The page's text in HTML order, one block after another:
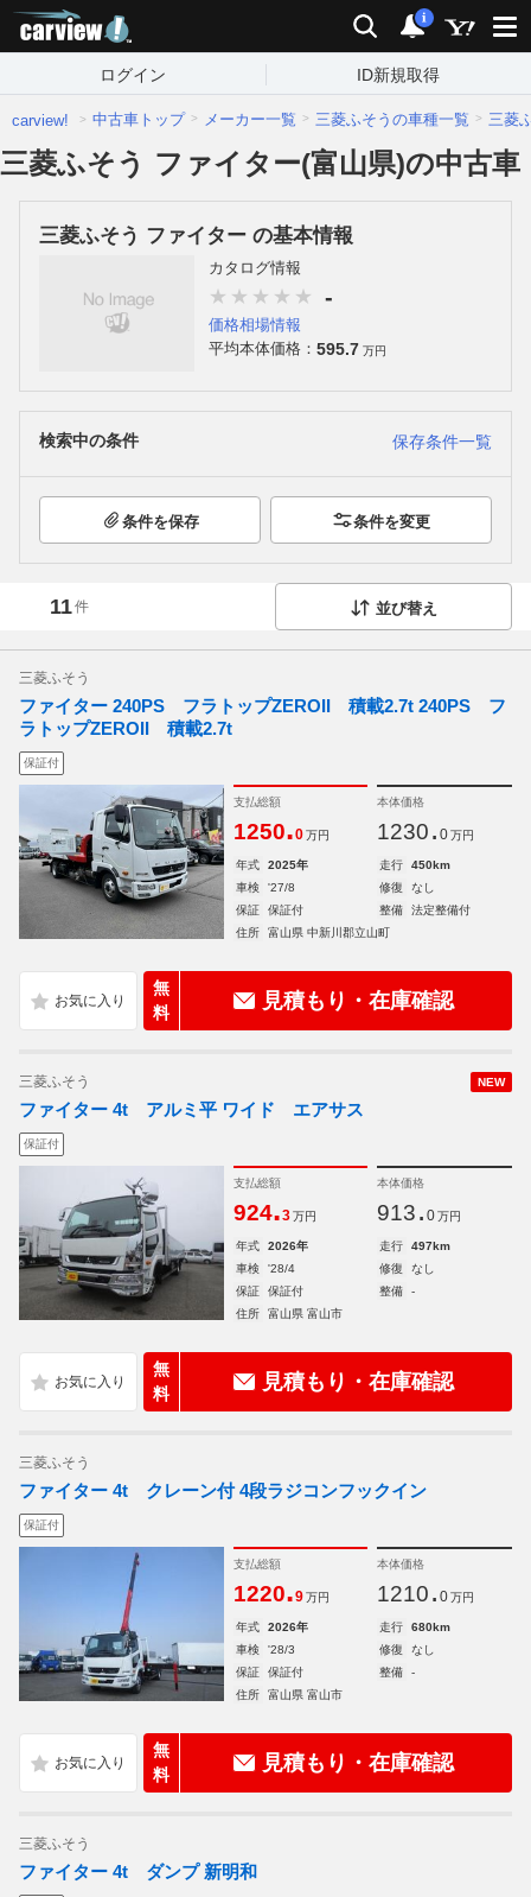
検索 通知
i
ログイン ID新規取得
carview! 中古車トップ メーカー一覧 三菱ふそうの車種一覧 三菱
三菱ふそう ファイター(富山県)の中古車
三菱ふそう ファイター の基本情報
カタログ情報
-
価格相場情報
平均本体価格： 595.7 万円
検索中の条件 保存条件一覧
条件を保存 条件を変更
11件 並び替え
三菱ふそう
ファイター 240PS フラトップZEROII 積載2.7t 240PS フ
ラトップZEROII 積載2.7t
保証付
支払総額
1250.0 万円
本体価格
1230. 0 万円
年式 2025年 走行
450km
車検
'27/8 修復
なし
保証
保証付 整備
法定整備付
住所
富山県 中新川郡立山町
無
料
見積もり・在庫確認
NEW
三菱ふそう
ファイター 4t アルミ平 ワイド エアサス
保証付
支払総額
924.3 万円
本体価格
913. 0 万円
年式 2026年 走行
497km
車検
'28/4 修復
なし
保証
保証付 整備
-
住所
富山県 富山市
無
料
見積もり・在庫確認
三菱ふそう
ファイター 4t クレーン付 4段ラジコンフックイン
保証付
支払総額
1220.9 万円
本体価格
1210. 0 万円
年式 2026年 走行
680km
車検
'28/3 修復
なし
保証
保証付 整備
-
住所
富山県 富山市
無
料
見積もり・在庫確認
三菱ふそう
ファイター 4t ダンプ 新明和